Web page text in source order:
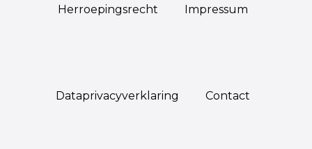
Herroepings­recht Impressum
Data­privacy­verklaring Contact